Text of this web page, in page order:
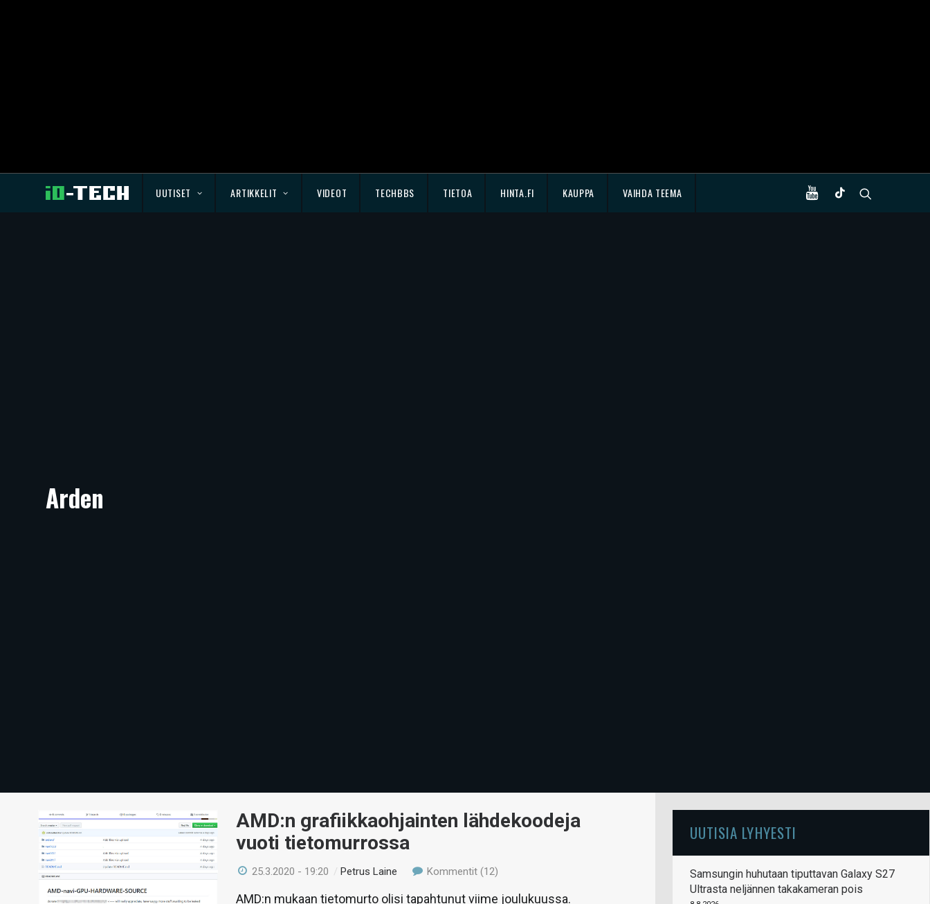
UUTISET ARTIKKELIT VIDEOT TECHBBS TIETOA HINTA.FI KAUPPA VAIHDA TEEMA
Arden
AMD:n grafiikkaohjainten lähdekoodeja
vuoti tietomurrossa
25.3.2020 - 19:20 /Petrus Laine Kommentit (12)
AMD:n mukaan tietomurto olisi tapahtunut viime joulukuussa.
UUTISIA LYHYESTI
Samsungin huhutaan tiputtavan Galaxy S27
Ultrasta neljännen takakameran pois